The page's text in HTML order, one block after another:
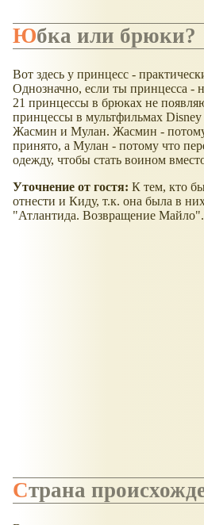
Юбка или брюки?
Вот здесь у принцесс -
Однозначно, если ты принцесса -
21 принцессы в брюках не
принцессы в мультфильмах
Жасмин и Мулан. Жасмин - потому
принято, а Мулан - потому что
одежду, чтобы стать воином
Уточнение от гостя: К тем, кто
отнести и Киду, т.к. она была в
"Атлантида. Возвращение Майло".
Страна